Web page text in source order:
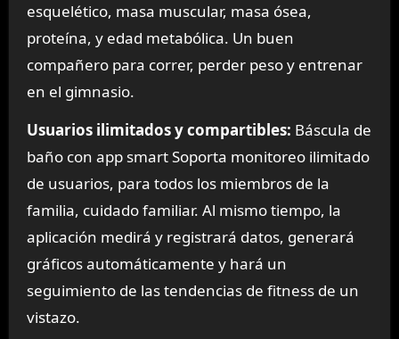
esquelético, masa muscular, masa ósea,
proteína, y edad metabólica. Un buen
compañero para correr, perder peso y entrenar
en el gimnasio.
Usuarios ilimitados y compartibles: Báscula de
baño con app smart Soporta monitoreo ilimitado
de usuarios, para todos los miembros de la
familia, cuidado familiar. Al mismo tiempo, la
aplicación medirá y registrará datos, generará
gráficos automáticamente y hará un
seguimiento de las tendencias de fitness de un
vistazo.